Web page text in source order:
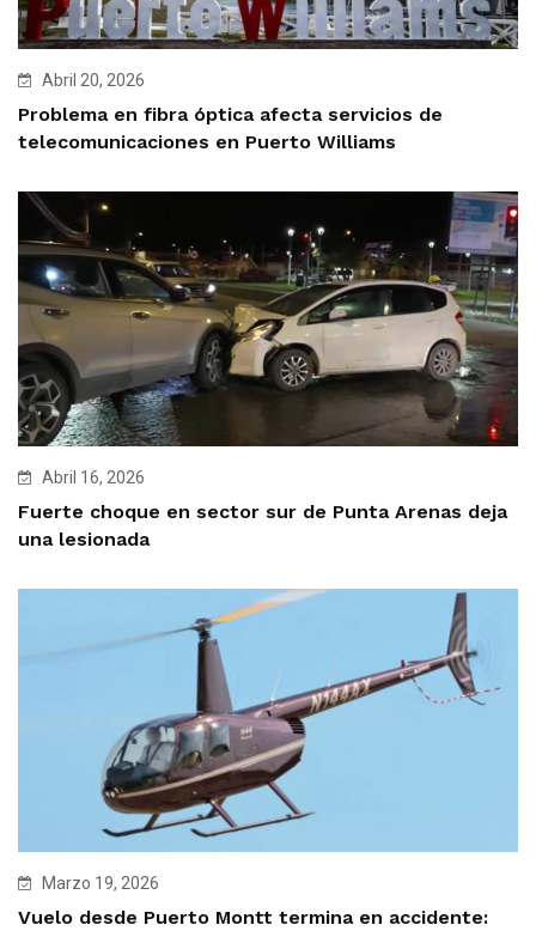
Abril 20, 2026
Problema en fibra óptica afecta servicios de
telecomunicaciones en Puerto Williams
Abril 16, 2026
Fuerte choque en sector sur de Punta Arenas deja
una lesionada
Marzo 19, 2026
Vuelo desde Puerto Montt termina en accidente: